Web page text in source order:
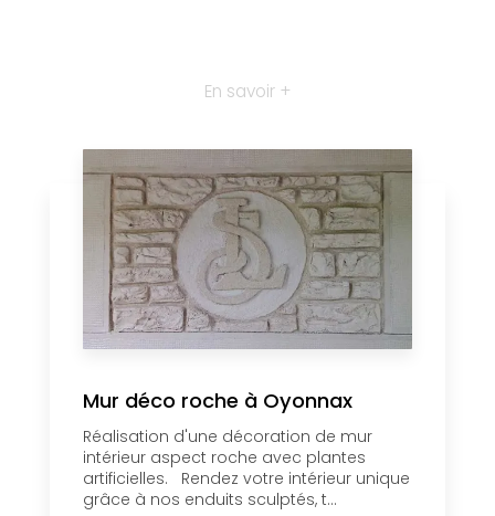
En savoir +
Mur déco roche à Oyonnax
Réalisation d'une décoration de mur
intérieur aspect roche avec plantes
artificielles. Rendez votre intérieur unique
grâce à nos enduits sculptés, t...